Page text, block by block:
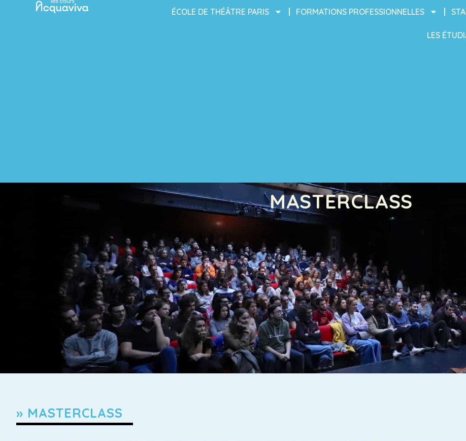
ÉCOLE DE THÉÂTRE PARIS FORMATIONS PROFESSIONNELLES
LES
MASTERCLASS
» MASTERCLASS